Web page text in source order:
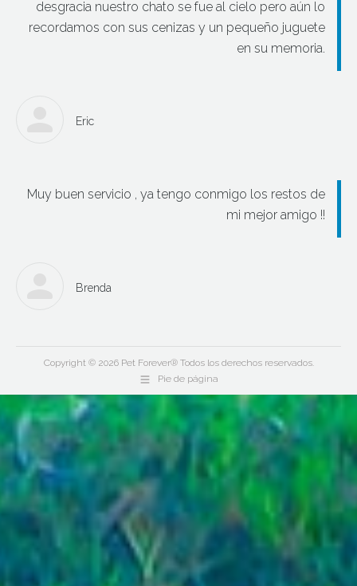
desgracia nuestro chato se fue al cielo pero aún lo
recordamos con sus cenizas y un pequeño juguete
en su memoria.
Eric
Muy buen servicio , ya tengo conmigo los restos de
mi mejor amigo !!
Brenda
Copyright © 2026 Pet Forever® Todos los derechos reservados.
Pie de página